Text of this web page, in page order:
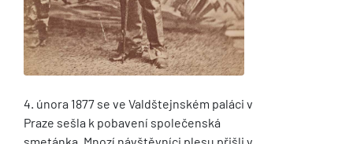
4. února 1877 se ve Valdštejnském paláci v
Praze sešla k pobavení společenská